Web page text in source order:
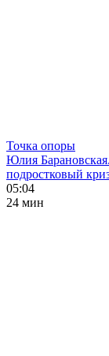
Точка опоры
Юлия
подростковый
05:04
24 мин